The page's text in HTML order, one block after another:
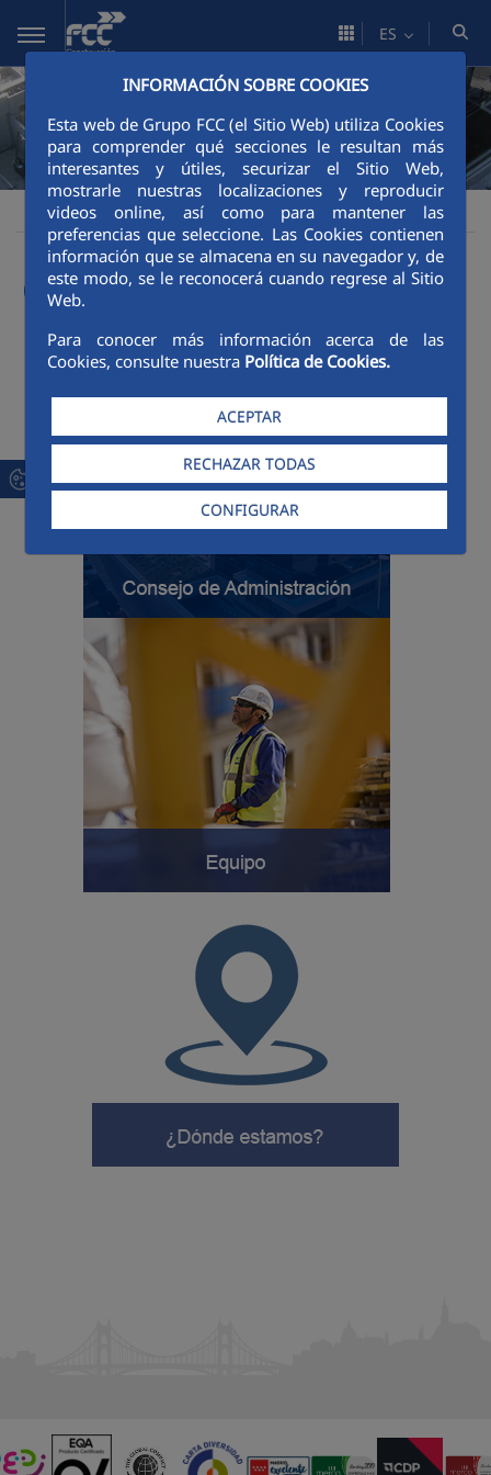
Saltar al contenido principal
INFORMACIÓN SOBRE COOKIES
Esta web de Grupo FCC (el Sitio Web) utiliza Cookies
para comprender qué secciones le resultan más
interesantes y útiles, securizar el Sitio Web,
mostrarle nuestras localizaciones y reproducir
videos online, así como para mantener las
preferencias que seleccione. Las Cookies contienen
información que se almacena en su navegador y, de
este modo, se le reconocerá cuando regrese al Sitio
Web.
Para conocer más información acerca de las
Cookies, consulte nuestra Política de Cookies.
ACEPTAR
RECHAZAR TODAS
CONFIGURAR
ES
FCCCO Área corporativa Organización Organización
Organización